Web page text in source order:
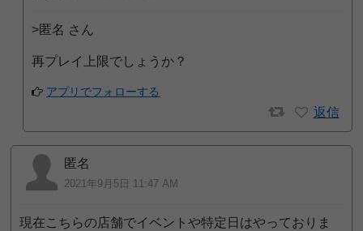
>匿名 さん
再プレイ上限でしょうか？
アプリでフォローする
返信
匿名
2021年9月5日 11:47 AM
現在こちらの店舗でイベントや特定日はやっておりま